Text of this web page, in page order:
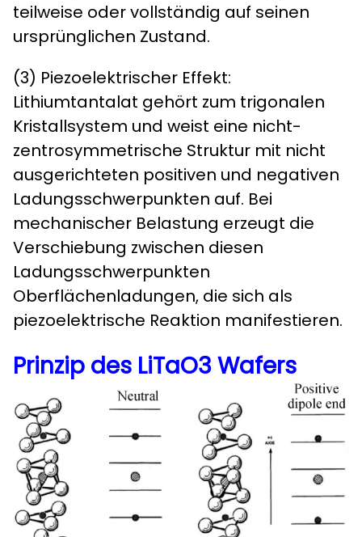
teilweise oder vollständig auf seinen
ursprünglichen Zustand.
​​(3) Piezoelektrischer Effekt​​:
Lithiumtantalat gehört zum trigonalen
Kristallsystem und weist eine nicht-
zentrosymmetrische Struktur mit nicht
ausgerichteten positiven und negativen
Ladungsschwerpunkten auf. Bei
mechanischer Belastung erzeugt die
Verschiebung zwischen diesen
Ladungsschwerpunkten
Oberflächenladungen, die sich als
piezoelektrische Reaktion manifestieren.
Prinzip des LiTaO3 Wafers